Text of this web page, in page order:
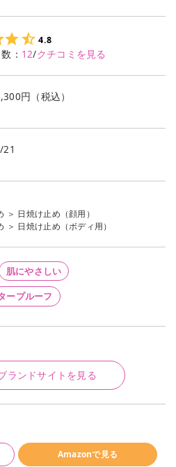
グ 1位
キング1位
4.8
： 12/クチコミを見る
円（税込）
＞ 日焼け止め（顔用）
＞ 日焼け止め（ボディ用）
肌にやさしい
ープルーフ
ランドサイトを見る
Amazonで見る